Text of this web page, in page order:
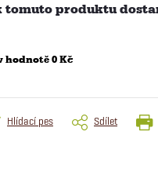
tomuto produktu
hodnotě 0 Kč
Hlídací pes Sdílet